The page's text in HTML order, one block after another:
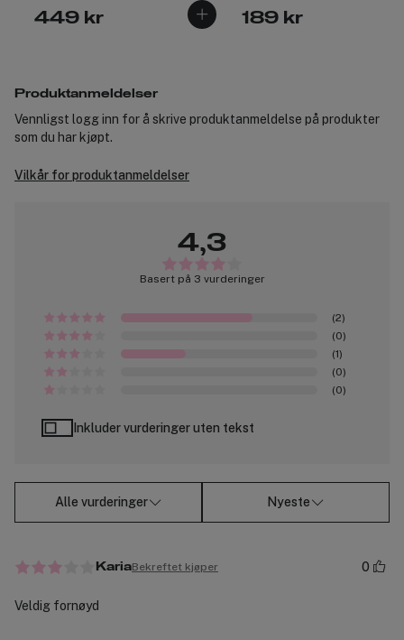
449 kr 189 kr
Produktanmeldelser
Vennligst logg inn for å skrive produktanmeldelse på produkter
som du har kjøpt.
Vilkår for produktanmeldelser
4,3
Basert på 3 vurderinger
(2)
(0)
(1)
(0)
(0)
Inkluder vurderinger uten tekst
Alle vurderinger Nyeste
KariaBekreftet kjøper 0
Veldig fornøyd